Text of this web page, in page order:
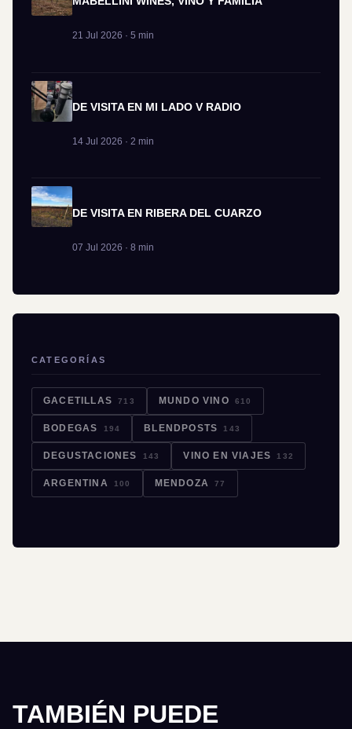
21 Jul 2026 · 5 min
DE VISITA EN MI LADO V RADIO
14 Jul 2026 · 2 min
DE VISITA EN RIBERA DEL CUARZO
07 Jul 2026 · 8 min
CATEGORÍAS
GACETILLAS 713 MUNDO VINO 610
BODEGAS 194 BLENDPOSTS 143
DEGUSTACIONES 143 VINO EN VIAJES 132
ARGENTINA 100 MENDOZA 77
TAMBIÉN PUEDE